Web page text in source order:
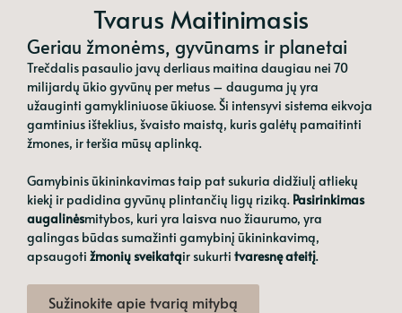
Tvarus Maitinimasis
Geriau žmonėms, gyvūnams ir planetai
Trečdalis pasaulio javų derliaus maitina daugiau nei 70
milijardų ūkio gyvūnų per metus – dauguma jų yra
užauginti gamykliniuose ūkiuose. Ši intensyvi sistema eikvoja
gamtinius išteklius, švaisto maistą, kuris galėtų pamaitinti
žmones, ir teršia mūsų aplinką.
Gamybinis ūkininkavimas taip pat sukuria didžiulį atliekų
kiekį ir padidina gyvūnų plintančių ligų riziką. Pasirinkimas
augalinėsmitybos, kuri yra laisva nuo žiaurumo, yra
galingas būdas sumažinti gamybinį ūkininkavimą,
apsaugoti žmonių sveikatąir sukurti tvaresnę ateitį.
Sužinokite apie tvarią mitybą